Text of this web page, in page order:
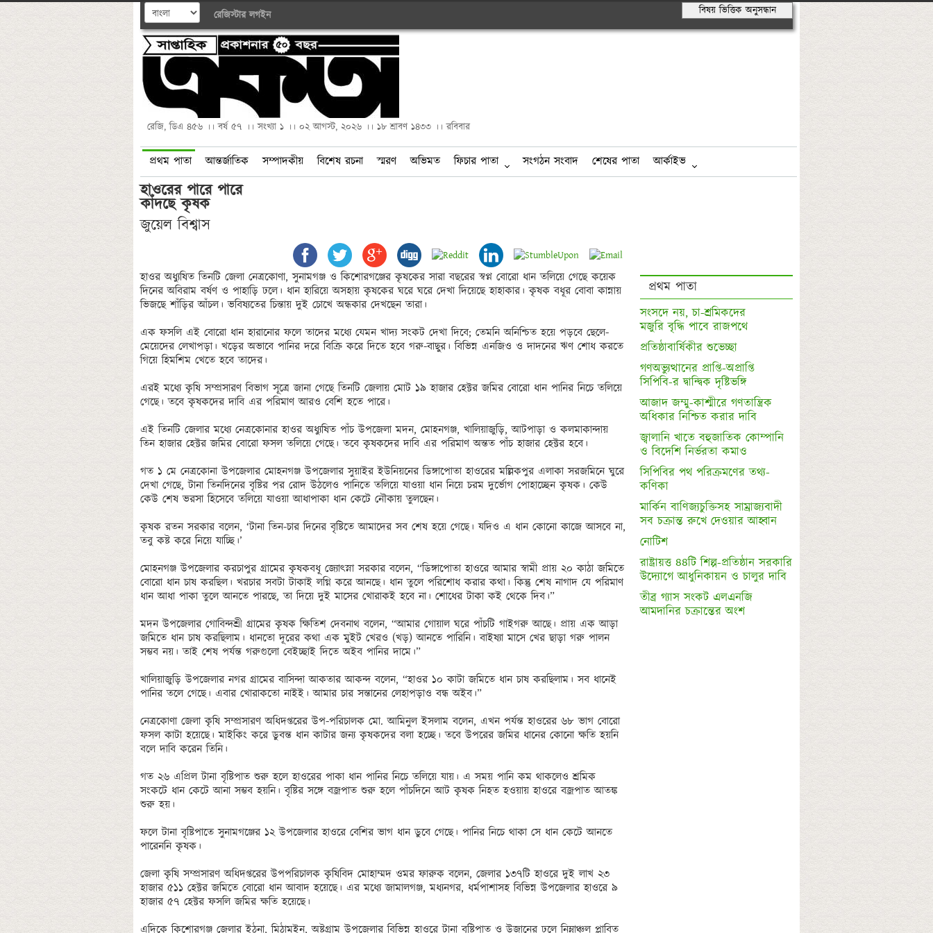
রেজিস্টার লগইন বিষয় ভিত্তিক অনুসন্ধান
রেজি, ডিএ ৪৫৬ ।। বর্ষ ৫৭ ।। সংখ্যা ১ ।। ০২ আগস্ট, ২০২৬ ।। ১৮ শ্রাবণ ১৪৩৩ ।। রবিবার
প্রথম পাতা আন্তর্জাতিক সম্পাদকীয় বিশেষ রচনা স্মরণ অভিমত ফিচার পাতা সংগঠন সংবাদ শেষের পাতা আর্কাইভ
হাওরের পারে পারে
কাঁদছে কৃষক
জুয়েল বিশ্বাস
হাওর অধ্যুষিত তিনটি জেলা নেত্রকোণা, সুনামগঞ্জ ও কিশোরগঞ্জের কৃষকের সারা বছরের স্বপ্ন বোরো ধান তলিয়ে গেছে কয়েক
দিনের অবিরাম বর্ষণ ও পাহাড়ি ঢলে। ধান হারিয়ে অসহায় কৃষকের ঘরে ঘরে দেখা দিয়েছে হাহাকার। কৃষক বধূর বোবা কান্নায়
ভিজছে শাঁড়ির আঁচল। ভবিষ্যতের চিন্তায় দুই চোখে অন্ধকার দেখছেন তারা।
এক ফসলি এই বোরো ধান হারানোর ফলে তাদের মধ্যে যেমন খাদ্য সংকট দেখা দিবে; তেমনি অনিশ্চিত হয়ে পড়বে ছেলে-
মেয়েদের লেখাপড়া। খড়ের অভাবে পানির দরে বিক্রি করে দিতে হবে গরু-বাছুর। বিভিন্ন এনজিও ও দাদনের ঋণ শোধ করতে
গিয়ে হিমশিম খেতে হবে তাদের।
এরই মধ্যে কৃষি সম্প্রসারণ বিভাগ সূত্রে জানা গেছে তিনটি জেলায় মোট ১৯ হাজার হেক্টর জমির বোরো ধান পানির নিচে তলিয়ে
গেছে। তবে কৃষকদের দাবি এর পরিমাণ আরও বেশি হতে পারে।
এই তিনটি জেলার মধ্যে নেত্রকোনার হাওর অধ্যুষিত পাঁচ উপজেলা মদন, মোহনগঞ্জ, খালিয়াজুড়ি, আটপাড়া ও কলমাকান্দায়
তিন হাজার হেক্টর জমির বোরো ফসল তলিয়ে গেছে। তবে কৃষকদের দাবি এর পরিমাণ অন্তত পাঁচ হাজার হেক্টর হবে।
গত ১ মে নেত্রকোনা উপজেলার মোহনগঞ্জ উপজেলার সুয়াইর ইউনিয়নের ডিঙ্গাপোতা হাওরের মল্লিকপুর এলাকা সরজমিনে ঘুরে
দেখা গেছে, টানা তিনদিনের বৃষ্টির পর রোদ উঠলেও পানিতে তলিয়ে যাওয়া ধান নিয়ে চরম দুর্ভোগ পোহাচ্ছেন কৃষক। কেউ
কেউ শেষ ভরসা হিসেবে তলিয়ে যাওয়া আধাপাকা ধান কেটে নৌকায় তুলছেন।
কৃষক রতন সরকার বলেন, ‘টানা তিন-চার দিনের বৃষ্টিতে আমাদের সব শেষ হয়ে গেছে। যদিও এ ধান কোনো কাজে আসবে না,
তবু কষ্ট করে নিয়ে যাচ্ছি।’
মোহনগঞ্জ উপজেলার করচাপুর গ্রামের কৃষকবধূ জ্যোৎস্না সরকার বলেন, “ডিঙ্গাপোতা হাওরে আমার স্বামী প্রায় ২০ কাঠা জমিতে
বোরো ধান চাষ করছিল। খরচার সবটা টাকাই লগ্নি করে আনছে। ধান তুলে পরিশোধ করার কথা। কিন্তু শেষ নাগাদ যে পরিমাণ
ধান আধা পাকা তুলে আনতে পারছে, তা দিয়ে দুই মাসের খোরাকই হবে না। শোধের টাকা কই থেকে দিব।”
মদন উপজেলার গোবিন্দশ্রী গ্রামের কৃষক ক্ষিতিশ দেবনাথ বলেন, “আমার গোয়াল ঘরে পাঁচটি গাইগরু আছে। প্রায় এক আড়া
জমিতে ধান চাষ করছিলাম। ধানতো দূরের কথা এক মুইট খেরও (খড়) আনতে পারিনি। বাইষ্যা মাসে খের ছাড়া গরু পালন
সম্ভব নয়। তাই শেষ পর্যন্ত গরুগুলো বেইচ্ছাই দিতে অইব পানির দামে।”
খালিয়াজুড়ি উপজেলার নগর গ্রামের বাসিন্দা আকতার আকন্দ বলেন, “হাওর ১০ কাটা জমিতে ধান চাষ করছিলাম। সব ধানেই
পানির তলে গেছে। এবার খোরাকতো নাইই। আমার চার সন্তানের লেহাপড়াও বন্ধ অইব।”
নেত্রকোণা জেলা কৃষি সম্প্রসারণ অধিদপ্তরের উপ-পরিচালক মো. আমিনুল ইসলাম বলেন, এখন পর্যন্ত হাওরের ৬৮ ভাগ বোরো
ফসল কাটা হয়েছে। মাইকিং করে ডুবন্ত ধান কাটার জন্য কৃষকদের বলা হচ্ছে। তবে উপরের জমির ধানের কোনো ক্ষতি হয়নি
বলে দাবি করেন তিনি।
গত ২৬ এপ্রিল টানা বৃষ্টিপাত শুরু হলে হাওরের পাকা ধান পানির নিচে তলিয়ে যায়। এ সময় পানি কম থাকলেও শ্রমিক
সংকটে ধান কেটে আনা সম্ভব হয়নি। বৃষ্টির সঙ্গে বজ্রপাত শুরু হলে পাঁচদিনে আট কৃষক নিহত হওয়ায় হাওরে বজ্রপাত আতঙ্ক
শুরু হয়।
ফলে টানা বৃষ্টিপাতে সুনামগঞ্জের ১২ উপজেলার হাওরে বেশির ভাগ ধান ডুবে গেছে। পানির নিচে থাকা সে ধান কেটে আনতে
পারেননি কৃষক।
জেলা কৃষি সম্প্রসারণ অধিদপ্তরের উপপরিচালক কৃষিবিদ মোহাম্মদ ওমর ফারুক বলেন, জেলার ১৩৭টি হাওরে দুই লাখ ২৩
হাজার ৫১১ হেক্টর জমিতে বোরো ধান আবাদ হয়েছে। এর মধ্যে জামালগঞ্জ, মধ্যনগর, ধর্মপাশাসহ বিভিন্ন উপজেলার হাওরে ৯
হাজার ৫৭ হেক্টর ফসলি জমির ক্ষতি হয়েছে।
প্রথম পাতা
সংসদে নয়, চা-শ্রমিকদের
গণঅভ্যুত্থানের প্রাপ্তি-অপ্রাপ্তি
সিপিবি-র দ্বান্দ্বিক দৃষ্টিভঙ্গি
আজাদ জম্মু-কাশ্মীরে গণতান্ত্রিক
অধিকার নিশ্চিত করার দাবি
জ্বালানি খাতে বহুজাতিক কোম্পানি
সিপিবির পথ পরিক্রমণের তথ্য-
কণিকা
মার্কিন বাণিজ্যচুক্তিসহ সাম্রাজ্যবাদী
নোটিশ
রাষ্ট্রায়ত্ত ৪৪টি শিল্প-প্রতিষ্ঠান সরকারি
তীব্র গ্যাস সংকট এলএনজি